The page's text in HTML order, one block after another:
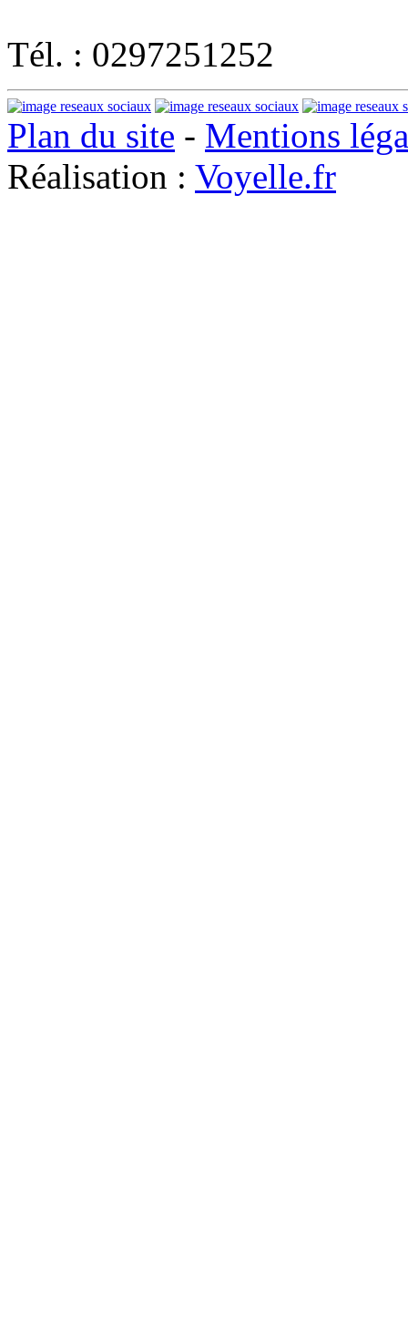
Tél. : 0297251252
Plan du site - Mentions
Réalisation : Voyelle.fr